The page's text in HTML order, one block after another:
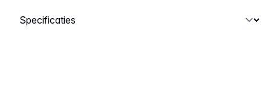
Selecteer een tabblad